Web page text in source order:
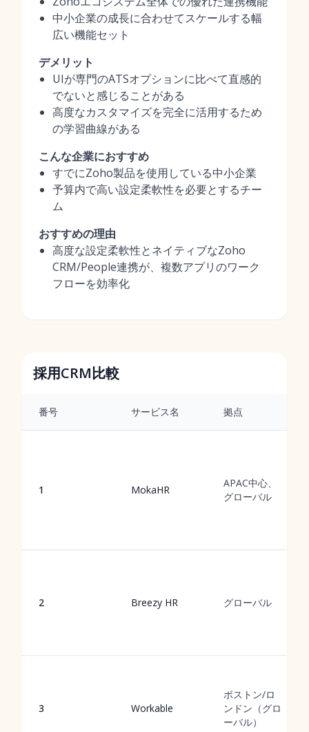
中小企業の成長に合わせてスケールする幅
広い機能セット
デメリット
UIが専門のATSオプションに比べて直感的
でないと感じることがある
高度なカスタマイズを完全に活用するため
の学習曲線がある
こんな企業におすすめ
すでにZoho製品を使用している中小企業
予算内で高い設定柔軟性を必要とするチー
ム
おすすめの理由
高度な設定柔軟性とネイティブなZoho
CRM/People連携が、複数アプリのワーク
フローを効率化
採用CRM比較
番号 サービス名 拠点
1 MokaHR
APAC中心、
グローバル
2 Breezy HR グローバル
3 Workable
ボストン/ロ
ンドン（グロ
ーバル）